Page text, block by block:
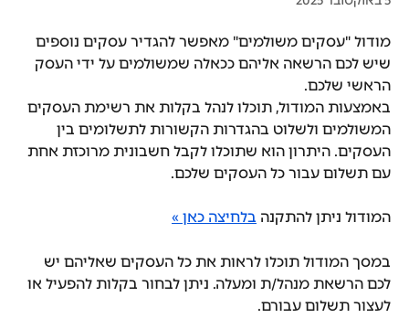
מודול "עסקים משולמים" מאפשר להגדיר עסקים נוספים
שיש לכם הרשאה אליהם ככאלה שמשולמים על ידי העסק
הראשי שלכם.
באמצעות המודול, תוכלו לנהל בקלות את רשימת העסקים
המשולמים ולשלוט בהגדרות הקשורות לתשלומים בין
העסקים. היתרון הוא שתוכלו לקבל חשבונית מרוכזת אחת
עם תשלום עבור כל העסקים שלכם.
המודול ניתן להתקנה בלחיצה כאן »
במסך המודול תוכלו לראות את כל העסקים שאליהם יש
לכם הרשאת מנהל/ת ומעלה. ניתן לבחור בקלות להפעיל או
לעצור תשלום עבורם.